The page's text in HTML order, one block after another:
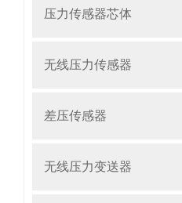
压力传感器芯体
无线压力传感器
差压传感器
无线压力变送器